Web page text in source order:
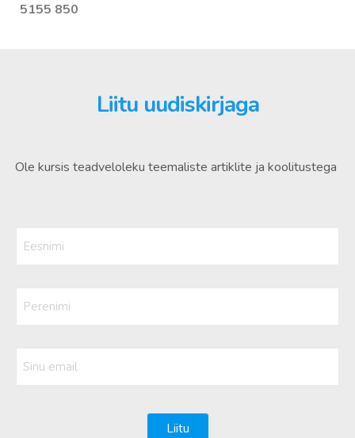
5155 850
Liitu uudiskirjaga
Ole kursis teadveloleku teemaliste artiklite ja koolitustega